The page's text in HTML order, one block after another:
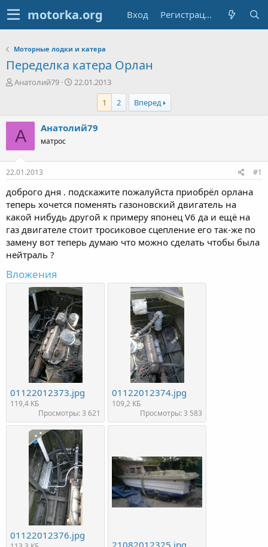
Вход Регистрация
Моторные лодки и катера
Переделка катера Орлан
А
р
т
ы
Анатолий79
Д
н
22.01.2013
1
2 Вперед
А Анатолий79
матрос
22.01.2013 #1
доброго дня . подскажите пожалуйста приобрёл орлана
теперь хочется поменять газоновский двигатель на
какой нибудь другой к примеру японец V6 да и ещё на
газ двигателе стоит тросиковое сцепление его так-же по
замену вот теперь думаю что можно сделать чтобы была
нейтраль ?
Вложения
01122012373.jpg
119,4 КБ
Просмотры: 3 621
01122012374.jpg
109,2 КБ
Просмотры: 3 583
01122012376.jpg
21082012325.jpg